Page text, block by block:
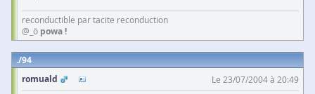
reconductible par tacite reconduction
@_ö powa !
94
romuald
Le 23/07/2004 à 20:49